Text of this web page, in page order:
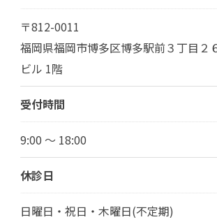
〒812-0011
福岡県福岡市博多区博多駅前３丁目２
ビル 1階
受付時間
9:00 ～ 18:00
休診日
日曜日・祝日・木曜日(不定期)